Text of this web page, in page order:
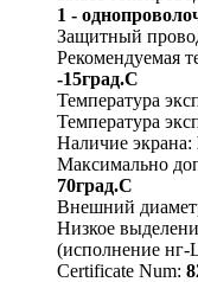
1 -
Защитный
Рекомендуемая
-15град.C
Температура
Температура
Наличие экрана:
Максимально
70град.C
Внешний
Низкое
(исполнение нг-
Certificate Num: